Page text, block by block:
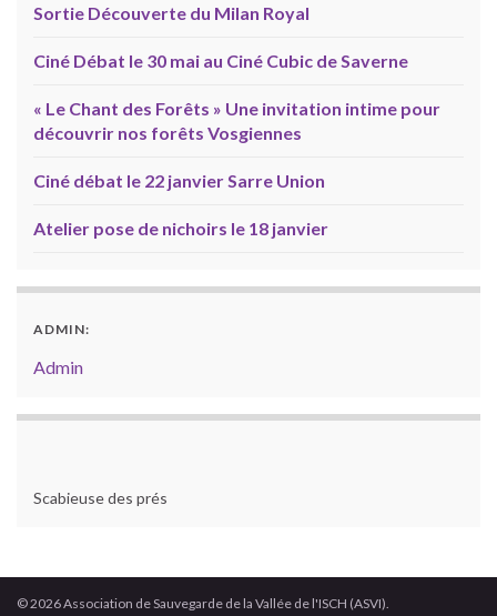
Sortie Découverte du Milan Royal
Ciné Débat le 30 mai au Ciné Cubic de Saverne
« Le Chant des Forêts » Une invitation intime pour
découvrir nos forêts Vosgiennes
Ciné débat le 22 janvier Sarre Union
Atelier pose de nichoirs le 18 janvier
ADMIN:
Admin
Scabieuse des prés
© 2026 Association de Sauvegarde de la Vallée de l'ISCH (ASVI).